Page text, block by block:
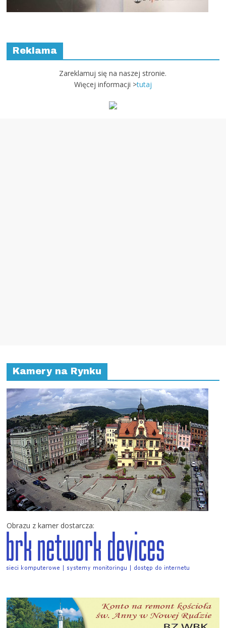
Reklama
Zareklamuj się na naszej stronie.
Więcej informacji >tutaj
Kamery na Rynku
Obrazu z kamer dostarcza: